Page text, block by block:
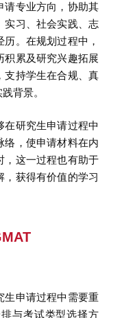
请专业方向，协助其
实习、社会实践、志
。在规划过程中，
积累及研究兴趣拓展
支持学生在合规、真
背景。
在研究生申请过程中
络，使申请材料在内
，这一过程也有助于
，获得有价值的学习
生申请过程中需要重
与考试类型选择方